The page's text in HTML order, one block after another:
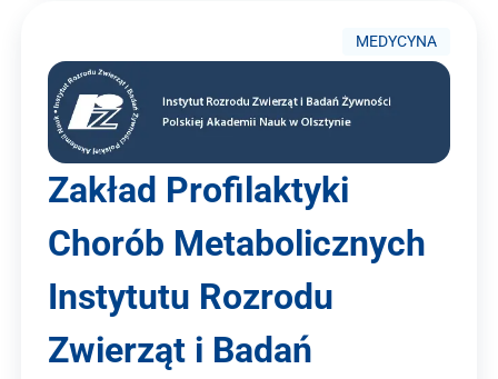
MEDYCYNA
Zakład Profilaktyki
Chorób Metabolicznych
Instytutu Rozrodu
Zwierząt i Badań